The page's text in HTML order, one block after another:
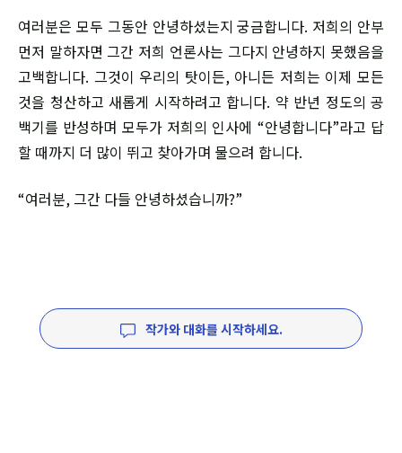
여러분은 모두 그동안 안녕하셨는지 궁금합니다. 저희의 안부
먼저 말하자면 그간 저희 언론사는 그다지 안녕하지 못했음을
고백합니다. 그것이 우리의 탓이든, 아니든 저희는 이제 모든
것을 청산하고 새롭게 시작하려고 합니다. 약 반년 정도의 공
백기를 반성하며 모두가 저희의 인사에 “안녕합니다”라고 답
할 때까지 더 많이 뛰고 찾아가며 물으려 합니다.
“여러분, 그간 다들 안녕하셨습니까?”
작가와 대화를 시작하세요.